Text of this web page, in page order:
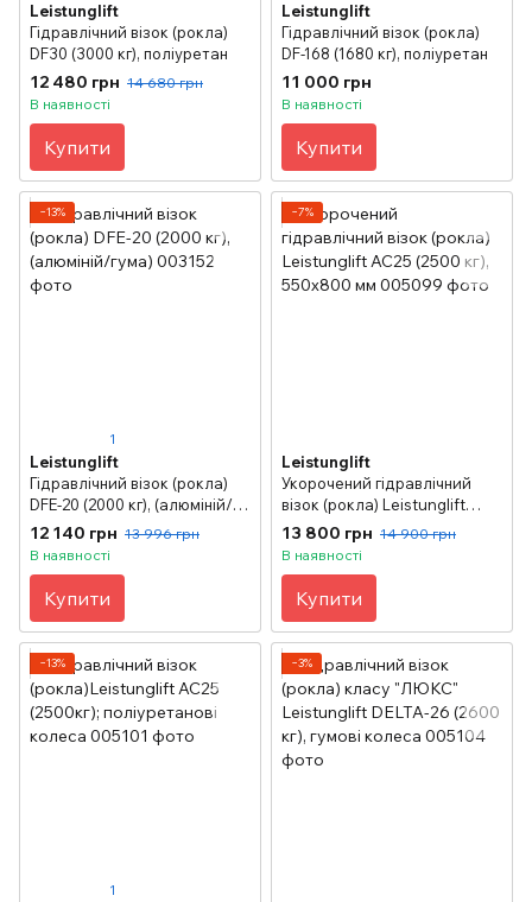
Leistunglift
Гідравлічний візок (рокла)
DF30 (3000 кг), поліуретан
12 480 грн 14 680 грн
В наявності
Купити
Leistunglift
Гідравлічний візок (рокла)
DF-168 (1680 кг), поліуретан
11 000 грн
В наявності
Купити
−13%
1
Leistunglift
Гідравлічний візок (рокла)
DFE-20 (2000 кг), (алюміній/
гума)
12 140 грн 13 996 грн
В наявності
Купити
−7%
Leistunglift
Укорочений гідравлічний
візок (рокла) Leistunglift
АС25 (2500 кг), 550х800 мм
13 800 грн 14 900 грн
В наявності
Купити
−13%
1
−3%